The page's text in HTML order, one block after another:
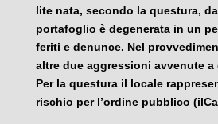
lite nata, secondo la questura,
portafoglio è degenerata in un
feriti e denunce. Nel
altre due aggressioni avvenute a
Per la questura il locale
rischio per l’ordine pubblico